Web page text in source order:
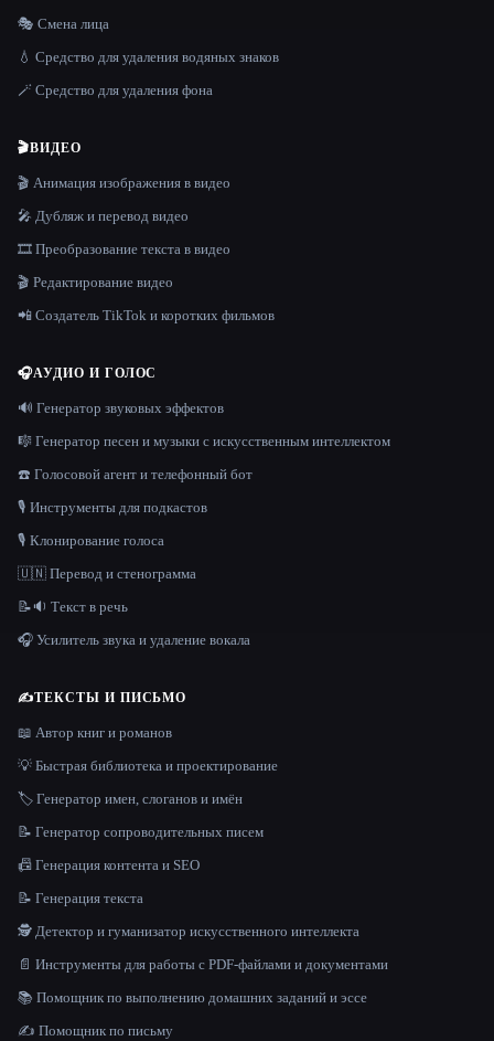
🎭 Смена лица
💧 Средство для удаления водяных знаков
🪄 Средство для удаления фона
🎬ВИДЕО
🎬 Анимация изображения в видео
🎤 Дубляж и перевод видео
🎞️ Преобразование текста в видео
🎬 Редактирование видео
📲 Создатель TikTok и коротких фильмов
🎧АУДИО И ГОЛОС
🔊 Генератор звуковых эффектов
🎼 Генератор песен и музыки с искусственным интеллектом
☎️ Голосовой агент и телефонный бот
🎙️ Инструменты для подкастов
🎙️ Клонирование голоса
🇺🇳 Перевод и стенограмма
📝🔉 Текст в речь
🎧 Усилитель звука и удаление вокала
✍️ТЕКСТЫ И ПИСЬМО
📖 Автор книг и романов
💡 Быстрая библиотека и проектирование
🏷️ Генератор имен, слоганов и имён
📝 Генератор сопроводительных писем
📠 Генерация контента и SEO
📝 Генерация текста
🕵️ Детектор и гуманизатор искусственного интеллекта
📄 Инструменты для работы с PDF-файлами и документами
📚 Помощник по выполнению домашних заданий и эссе
✍️ Помощник по письму